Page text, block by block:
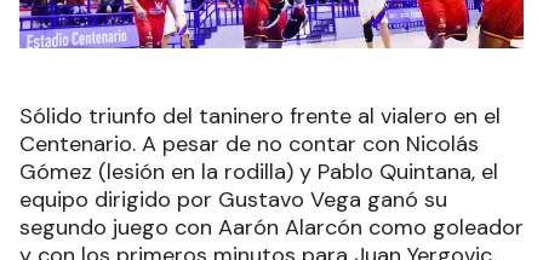
Sólido triunfo del taninero frente al vialero en el
Centenario. A pesar de no contar con Nicolás
Gómez (lesión en la rodilla) y Pablo Quintana, el
equipo dirigido por Gustavo Vega ganó su
segundo juego con Aarón Alarcón como goleador